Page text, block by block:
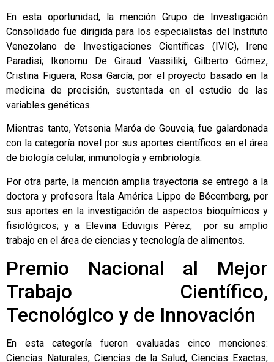
En esta oportunidad, la mención Grupo de Investigación
Consolidado fue dirigida para los especialistas del Instituto
Venezolano de Investigaciones Científicas (IVIC), Irene
Paradisi; Ikonomu De Giraud Vassiliki, Gilberto Gómez,
Cristina Figuera, Rosa García, por el proyecto basado en la
medicina de precisión, sustentada en el estudio de las
variables genéticas.
Mientras tanto, Yetsenia Maróa de Gouveia, fue galardonada
con la categoría novel por sus aportes científicos en el área
de biología celular, inmunología y embriología.
Por otra parte, la mención amplia trayectoria se entregó a la
doctora y profesora Ítala América Lippo de Bécemberg, por
sus aportes en la investigación de aspectos bioquímicos y
fisiológicos; y a Elevina Eduvigis Pérez, por su amplio
trabajo en el área de ciencias y tecnología de alimentos.
Premio Nacional al Mejor
Trabajo Científico,
Tecnológico y de Innovación
En esta categoría fueron evaluadas cinco menciones:
Ciencias Naturales, Ciencias de la Salud, Ciencias Exactas,